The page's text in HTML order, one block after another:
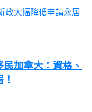
政大幅降低申請永居
民加拿大：資格、